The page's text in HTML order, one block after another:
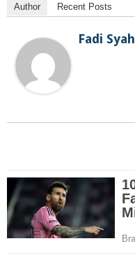
Author Recent Posts
Fadi Syah